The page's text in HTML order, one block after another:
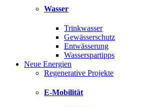
Wasser
Trinkwasser
Gewässerschutz
Entwässerung
Wasserspartipps
Neue Energien
Regenerative Projekte
E-Mobilität